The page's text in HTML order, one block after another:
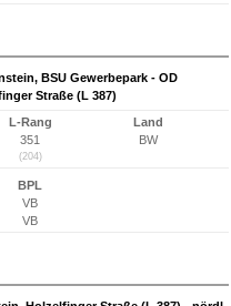
BSU Gewerbepark - OD
Straße (L 387)
L-Rang
351
(204)
Land
BW
BPL
VB
VB